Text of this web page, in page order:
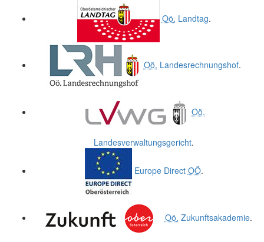
Oö. Landtag.
Oö. Landesrechnungshof.
Oö.
Landesverwaltungsgericht.
Europe Direct OÖ.
Oö. Zukunftsakademie.